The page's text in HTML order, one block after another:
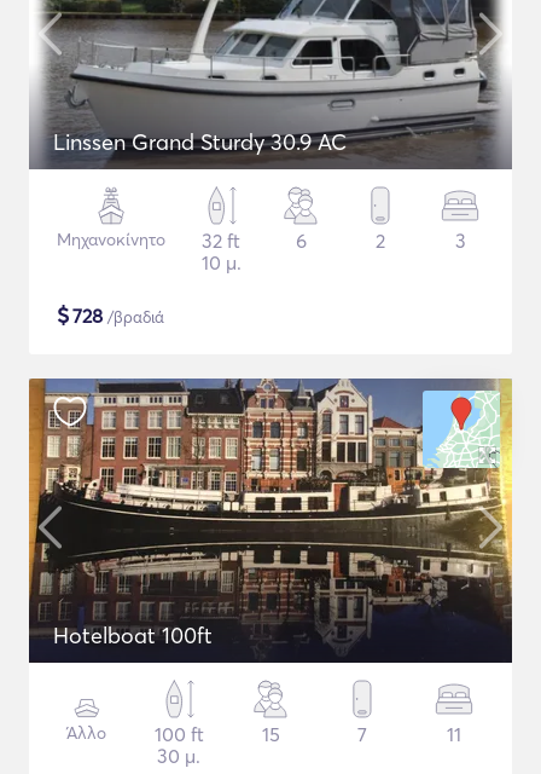
Linssen Grand Sturdy 30.9 AC
Μηχανοκίνητο
32 ft
10 μ.
6 2 3
$728 /βραδιά
Hotelboat 100ft
Άλλο
100 ft
30 μ.
15 7 11